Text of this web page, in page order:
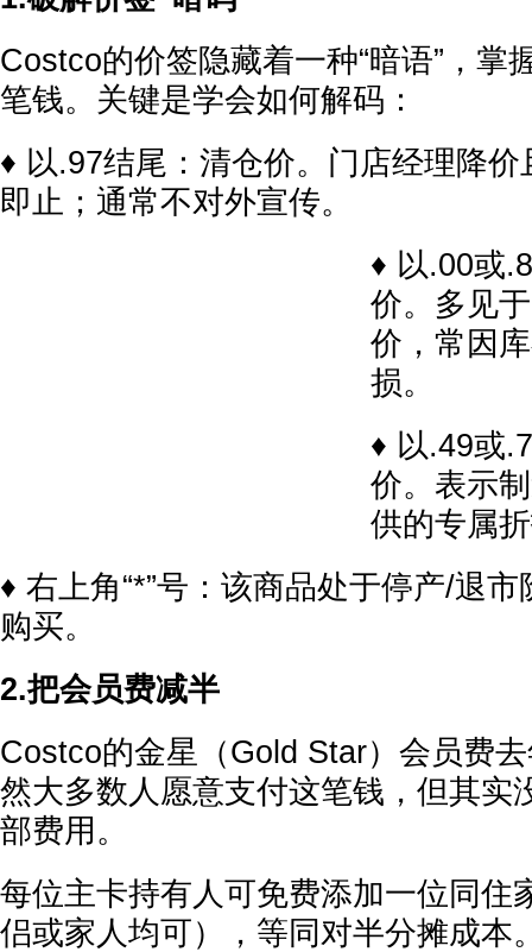
Costco的价签隐藏着一种“暗语”，掌
笔钱。关键是学会如何解码：
♦ 以.97结尾：清仓价。门店经理降
即止；通常不对外宣传。
♦ 以.00或
价。多见
价，常因
损。
♦ 以.49或
价。表示
供的专属
♦ 右上角“*”号：该商品处于停产/退
购买。
2.把会员费减半
Costco的金星（Gold Star）会员费
然大多数人愿意支付这笔钱，但其实
部费用。
每位主卡持有人可免费添加一位同住
侣或家人均可），等同对半分摊成本